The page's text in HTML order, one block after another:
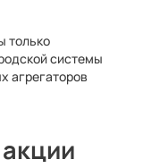
только
системы
агрегаторов